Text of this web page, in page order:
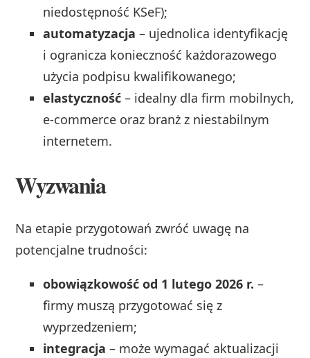
niedostępność KSeF);
automatyzacja – ujednolica identyfikację
i ogranicza konieczność każdorazowego
użycia podpisu kwalifikowanego;
elastyczność – idealny dla firm mobilnych,
e-commerce oraz branż z niestabilnym
internetem.
Wyzwania
Na etapie przygotowań zwróć uwagę na
potencjalne trudności:
obowiązkowość od 1 lutego 2026 r. –
firmy muszą przygotować się z
wyprzedzeniem;
integracja – może wymagać aktualizacji